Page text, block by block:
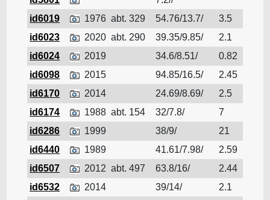
id6019
1976 abt. 329 54.76/13.7/ 3.5
id6023
2020 abt. 290 39.35/9.85/ 2.1
id6024
2019 34.6/8.51/ 0.82
id6098
2015 94.85/16.5/ 2.45
id6170
2014 24.69/8.69/ 2.5
id6174
1988 abt. 154 32/7.8/ 7
id6286
1999 38/9/ 21
id6440
1989 41.61/7.98/ 2.59
id6507
2012 abt. 497 63.8/16/ 2.44
id6532
2014 39/14/ 2.1